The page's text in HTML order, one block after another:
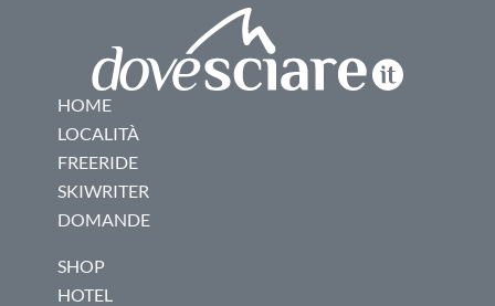
HOME
LOCALITÀ
FREERIDE
SKIWRITER
DOMANDE
SHOP
HOTEL